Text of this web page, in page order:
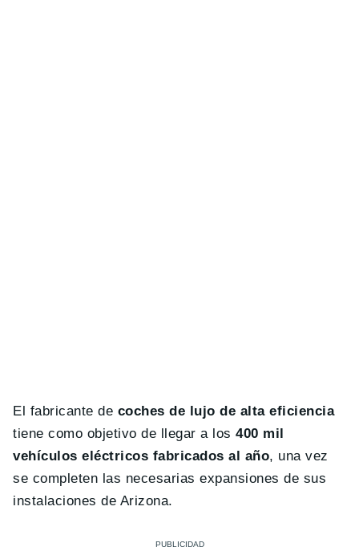
El fabricante de coches de lujo de alta eficiencia
tiene como objetivo de llegar a los400 mil
vehículos eléctricos fabricados al año, una vez
se completen las necesarias expansiones de sus
instalaciones de Arizona.